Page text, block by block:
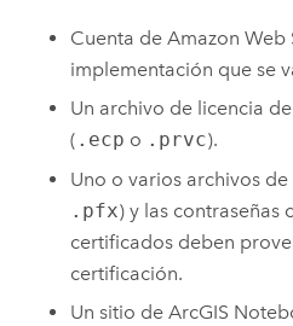
Cuenta deAmazon Web
implementación que se
Un archivo de licencia
( .ecp o .prvc).
Uno o varios archivos
.pfx) y las contraseñas
certificados deben
certificación.
Un sitio deArcGIS